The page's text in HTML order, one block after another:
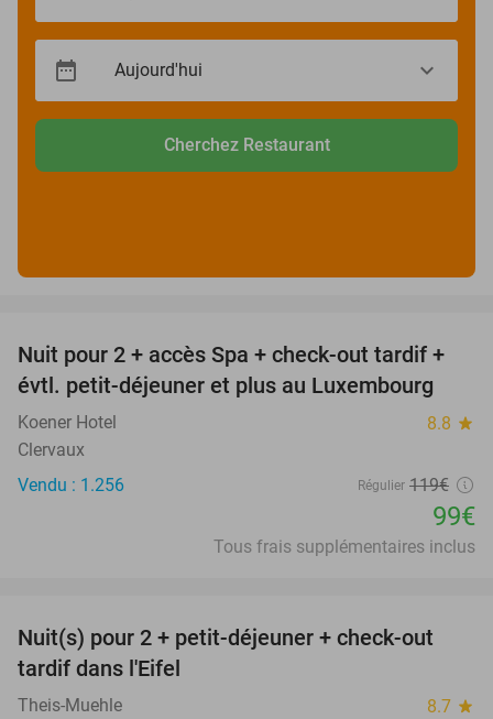
Cherchez Restaurant
17%
Nuit pour 2 + accès Spa + check-out tardif +
évtl. petit-déjeuner et plus au Luxembourg
Koener Hotel 8.8 star
Clervaux
Vendu : 1.256
Régulier 119€
99€
Tous frais supplémentaires inclus
37%
Nuit(s) pour 2 + petit-déjeuner + check-out
tardif dans l'Eifel
Theis-Muehle 8.7 star